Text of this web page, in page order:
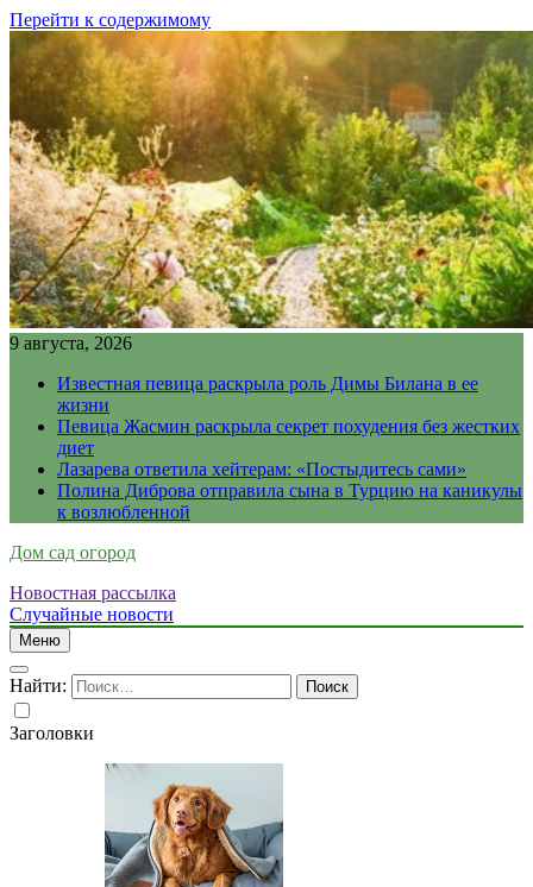
Перейти к содержимому
9 августа, 2026
Известная певица раскрыла роль Димы Билана в ее
жизни
Певица Жасмин раскрыла секрет похудения без жестких
диет
Лазарева ответила хейтерам: «Постыдитесь сами»
Полина Диброва отправила сына в Турцию на каникулы
к возлюбленной
Дом сад огород
Новостная рассылка
Случайные новости
Меню
Найти:
Заголовки